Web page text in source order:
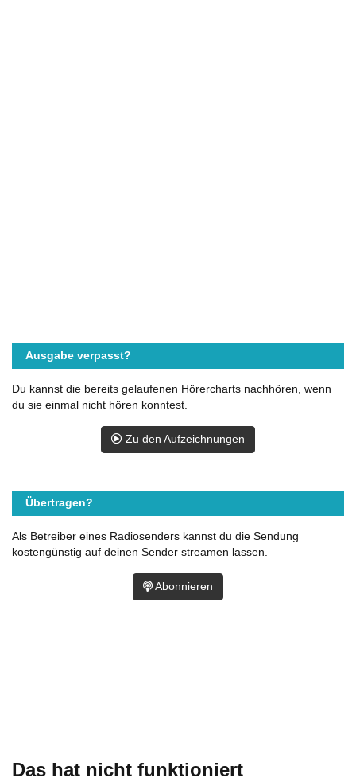
Das hat nicht funktioniert
Ausgabe verpasst?
Du kannst die bereits gelaufenen Hörercharts nachhören, wenn
du sie einmal nicht hören konntest.
Zu den Aufzeichnungen
Übertragen?
Als Betreiber eines Radiosenders kannst du die Sendung
kostengünstig auf deinen Sender streamen lassen.
Abonnieren